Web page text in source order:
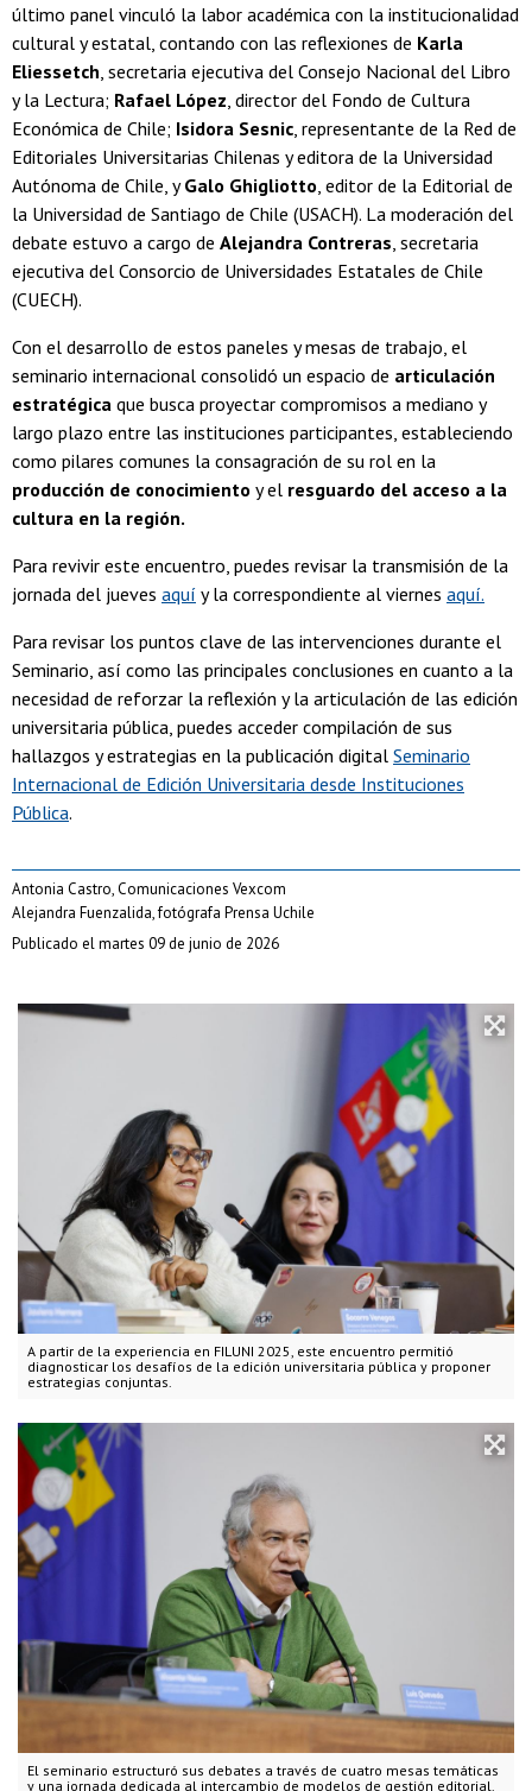
A partir de la experiencia en FILUNI 2025, este encuentro permitió
diagnosticar los desafíos de la edición universitaria pública y proponer
estrategias conjuntas.
El seminario estructuró sus debates a través de cuatro mesas temáticas
y una jornada dedicada al intercambio de modelos de gestión editorial.
último panel vinculó la labor académica con la institucionalidad
cultural y estatal, contando con las reflexiones de Karla
Eliessetch , secretaria ejecutiva del Consejo Nacional del Libro
y la Lectura; Rafael López , director del Fondo de Cultura
Económica de Chile; Isidora Sesnic , representante de la Red de
Editoriales Universitarias Chilenas y editora de la Universidad
Autónoma de Chile, yGalo Ghigliotto , editor de la Editorial de
la Universidad de Santiago de Chile (USACH). La moderación del
debate estuvo a cargo de Alejandra Contreras , secretaria
ejecutiva del Consorcio de Universidades Estatales de Chile
(CUECH).
Con el desarrollo de estos paneles y mesas de trabajo, el
seminario internacional consolidó un espacio de articulación
estratégica que busca proyectar compromisos a mediano y
largo plazo entre las instituciones participantes, estableciendo
como pilares comunes la consagración de su rol en la
producción de conocimiento y el resguardo del acceso a la
cultura en la región.
Para revivir este encuentro, puedes revisar la transmisión de la
jornada del jueves aquí y la correspondiente al viernes aquí.
Para revisar los puntos clave de las intervenciones durante el
Seminario, así como las principales conclusiones en cuanto a la
necesidad de reforzar la reflexión y la articulación de las edición
universitaria pública, puedes acceder compilación de sus
hallazgos y estrategias en la publicación digital Seminario
Internacional de Edición Universitaria desde Instituciones
Pública.
Antonia Castro, Comunicaciones Vexcom
Alejandra Fuenzalida, fotógrafa Prensa Uchile
Publicado el martes 09 de junio de 2026